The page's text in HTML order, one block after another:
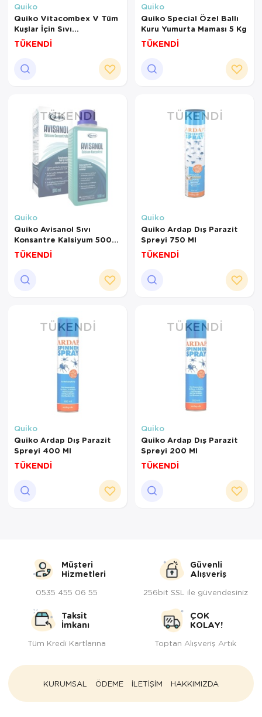
Quiko
Quiko Vitacombex V Tüm
Kuşlar İçin Sıvı
Multivitamin 500 Ml
TÜKENDİ
Quiko
Quiko Special Özel Ballı
Kuru Yumurta Maması 5 Kg
TÜKENDİ
TÜKENDI
Quiko
Quiko Avisanol Sıvı
Konsantre Kalsiyum 500
ml
TÜKENDİ
TÜKENDI
Quiko
Quiko Ardap Dış Parazit
Spreyi 750 Ml
TÜKENDİ
TÜKENDI
Quiko
Quiko Ardap Dış Parazit
Spreyi 400 Ml
TÜKENDİ
TÜKENDI
Quiko
Quiko Ardap Dış Parazit
Spreyi 200 Ml
TÜKENDİ
Müşteri
Hizmetleri
0535 455 06 55
Güvenli
Alışveriş
256bit SSL ile güvendesiniz
Taksit
İmkanı
Tüm Kredi Kartlarına
ÇOK
KOLAY!
Toptan Alışveriş Artık
KURUMSAL ÖDEME İLETİŞİM HAKKIMIZDA